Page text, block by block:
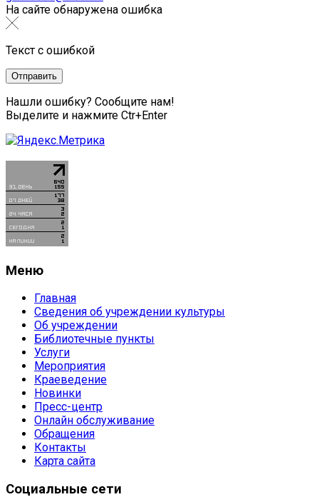
На сайте обнаружена ошибка
Текст с ошибкой
Нашли ошибку? Сообщите нам!
Выделите и нажмите Ctr+Enter
Меню
Главная
Сведения об учреждении культуры
Об учреждении
Библиотечные пункты
Услуги
Мероприятия
Краеведение
Новинки
Пресс-центр
Онлайн обслуживание
Обращения
Контакты
Карта сайта
Социальные сети